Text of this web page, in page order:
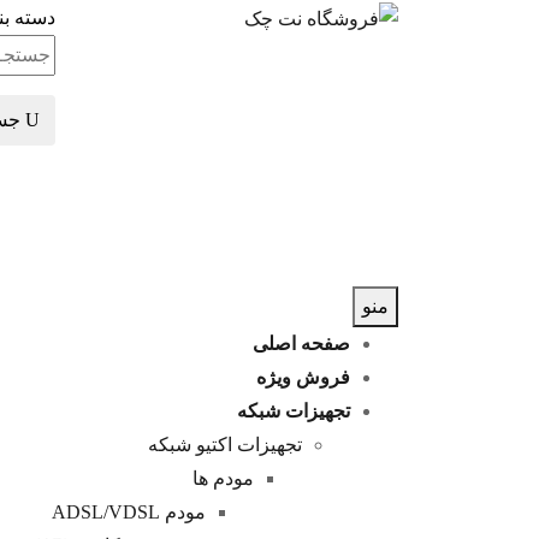
دسته
منو
صفحه اصلی
فروش ویژه
تجهیزات شبکه
تجهیزات اکتیو شبکه
مودم ها
مودم ADSL/VDSL